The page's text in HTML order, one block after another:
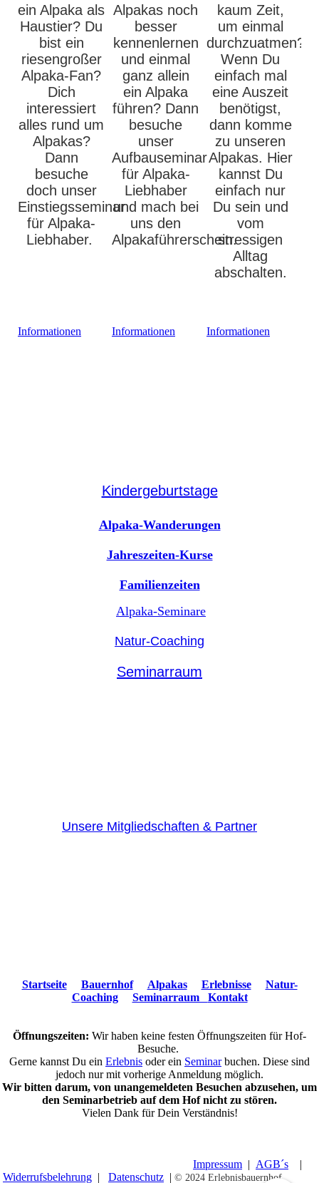
ein Alpaka als
Haustier? Du
bist ein
riesengroßer
Alpaka-Fan?
Dich
interessiert
alles rund um
Alpakas?
Dann
besuche
doch unser
Einstiegsseminar
für Alpaka-
Liebhaber.
Alpakas noch
besser
kennenlernen
und einmal
ganz allein
ein Alpaka
führen? Dann
besuche
unser
Aufbauseminar
für Alpaka-
Liebhaber
und mach bei
uns den
Alpakaführerschein.
kaum Zeit,
um einmal
durchzuatmen?
Wenn Du
einfach mal
eine Auszeit
benötigst,
dann komme
zu unseren
Alpakas. Hier
kannst Du
einfach nur
Du sein und
vom
stressigen
Alltag
abschalten.
Informationen
Informationen
Informationen
Kindergeburtstage
Alpaka-Wanderungen
Jahreszeiten-Kurse
Familienzeiten
Alpaka-Seminare
Natur-Coaching
Seminarraum
Unsere Mitgliedschaften & Partner
Startseite Bauernhof Alpakas Erlebnisse
Natur-
Coaching
Seminarraum Kontakt
Öffnungszeiten: Wir haben keine festen Öffnungszeiten für Hof-
Besuche.
Gerne kannst Du ein Erlebnis oder ein Seminarbuchen. Diese sind
jedoch nur mit vorherige Anmeldung möglich.
Wir bitten darum, von unangemeldeten Besuchen abzusehen, um
den Seminarbetrieb auf dem Hof nicht zu stören.
Vielen Dank für Dein Verständnis!
Impressum | AGB´s |
Widerrufsbelehrung | Datenschutz | © 2024 Erlebnisbauernhof